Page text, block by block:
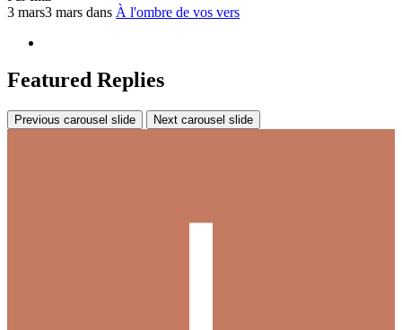
3 mars3 mars dans À l'ombre de vos vers
Featured Replies
Previous carousel slide Next carousel slide